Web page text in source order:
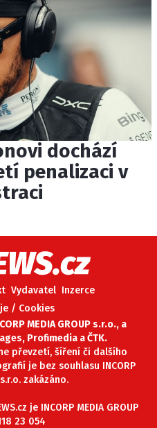
dochází
penalizaci v
Vydavatel Inzerce
/ Cookies
MEDIA GROUP s.r.o., a
Profimedia a ČTK.
převzetí, šíření či dalšího
je bez souhlasu INCORP
s.r.o. zakázáno.
je INCORP MEDIA GROUP
23 054